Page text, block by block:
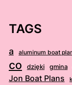
TAGS
a aluminum boat
co dzięki gmina
Jon Boat Plans